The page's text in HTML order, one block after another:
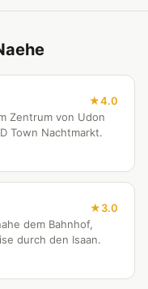
4.0
Zentrum von Udon
Town Nachtmarkt.
3.0
dem Bahnhof,
durch den Isaan.